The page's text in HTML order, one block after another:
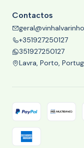
Contactos
+351927250127
351927250127
Lavra, Porto,